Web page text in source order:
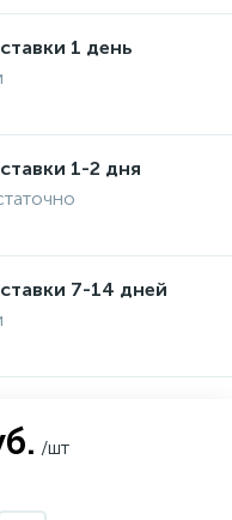
1 день
1-2 дня
7-14 дней
/шт